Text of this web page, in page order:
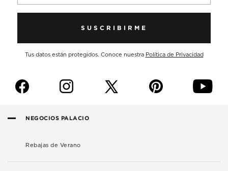
SUSCRIBIRME
Tus datos están protegidos. Conoce nuestra Política de Privacidad
f i p y
NEGOCIOS PALACIO
Rebajas de Verano